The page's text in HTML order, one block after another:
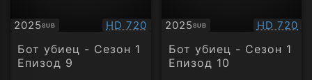
2025SUB
Субтитри Качество:
HD 720
Бот убиец - Сезон 1
Епизод 9
2025SUB
Субтитри HD 720
Бот убиец - Сезон 1
Епизод 10